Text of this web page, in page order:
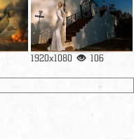
1920x1080 106